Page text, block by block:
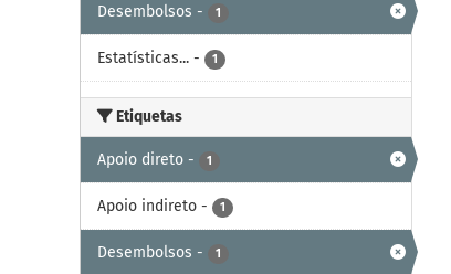
Desembolsos - 1
Estatísticas... - 1
Etiquetas
Apoio direto - 1
Apoio indireto - 1
Desembolsos - 1